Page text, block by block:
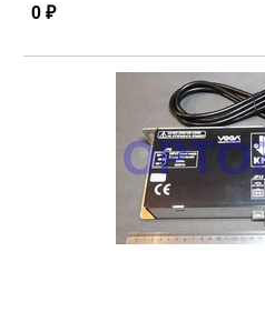
0 ₽